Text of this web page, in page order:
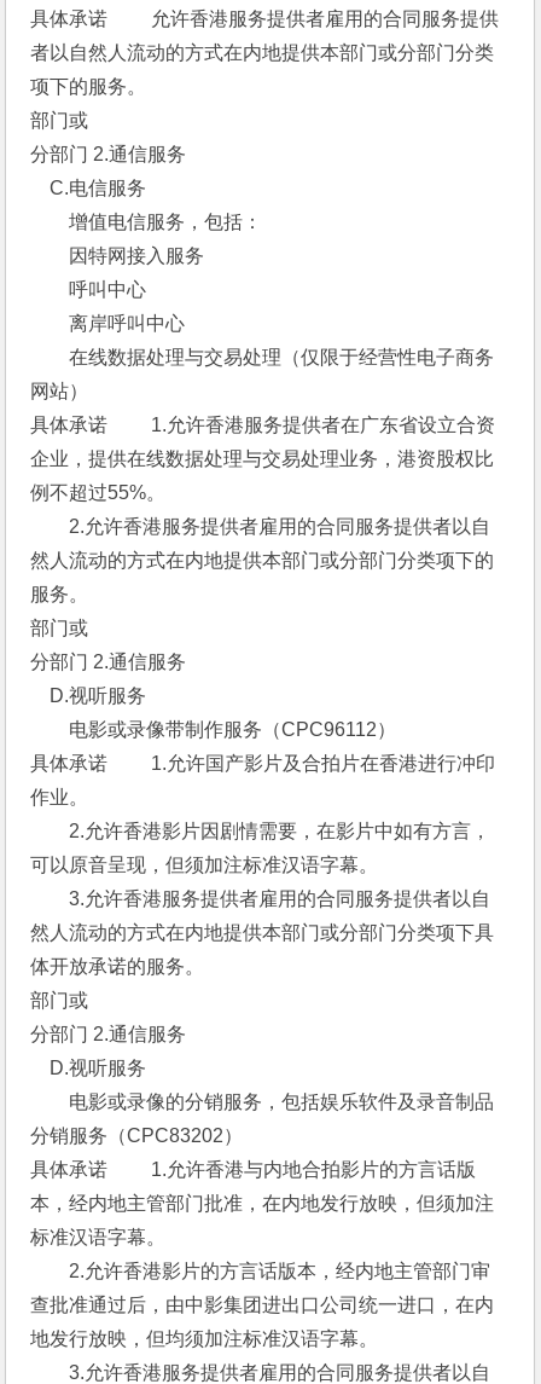
具体承诺 　　允许香港服务提供者雇用的合同服务提供
者以自然人流动的方式在内地提供本部门或分部门分类
项下的服务。
部门或
分部门 2.通信服务
C.电信服务
增值电信服务，包括：
因特网接入服务
呼叫中心
离岸呼叫中心
在线数据处理与交易处理（仅限于经营性电子商务
网站）
具体承诺 　　1.允许香港服务提供者在广东省设立合资
企业，提供在线数据处理与交易处理业务，港资股权比
例不超过55%。
2.允许香港服务提供者雇用的合同服务提供者以自
然人流动的方式在内地提供本部门或分部门分类项下的
服务。
部门或
分部门 2.通信服务
D.视听服务
电影或录像带制作服务（CPC96112）
具体承诺 　　1.允许国产影片及合拍片在香港进行冲印
作业。
2.允许香港影片因剧情需要，在影片中如有方言，
可以原音呈现，但须加注标准汉语字幕。
3.允许香港服务提供者雇用的合同服务提供者以自
然人流动的方式在内地提供本部门或分部门分类项下具
体开放承诺的服务。
部门或
分部门 2.通信服务
D.视听服务
电影或录像的分销服务，包括娱乐软件及录音制品
分销服务（CPC83202）
具体承诺 　　1.允许香港与内地合拍影片的方言话版
本，经内地主管部门批准，在内地发行放映，但须加注
标准汉语字幕。
2.允许香港影片的方言话版本，经内地主管部门审
查批准通过后，由中影集团进出口公司统一进口，在内
地发行放映，但均须加注标准汉语字幕。
3.允许香港服务提供者雇用的合同服务提供者以自